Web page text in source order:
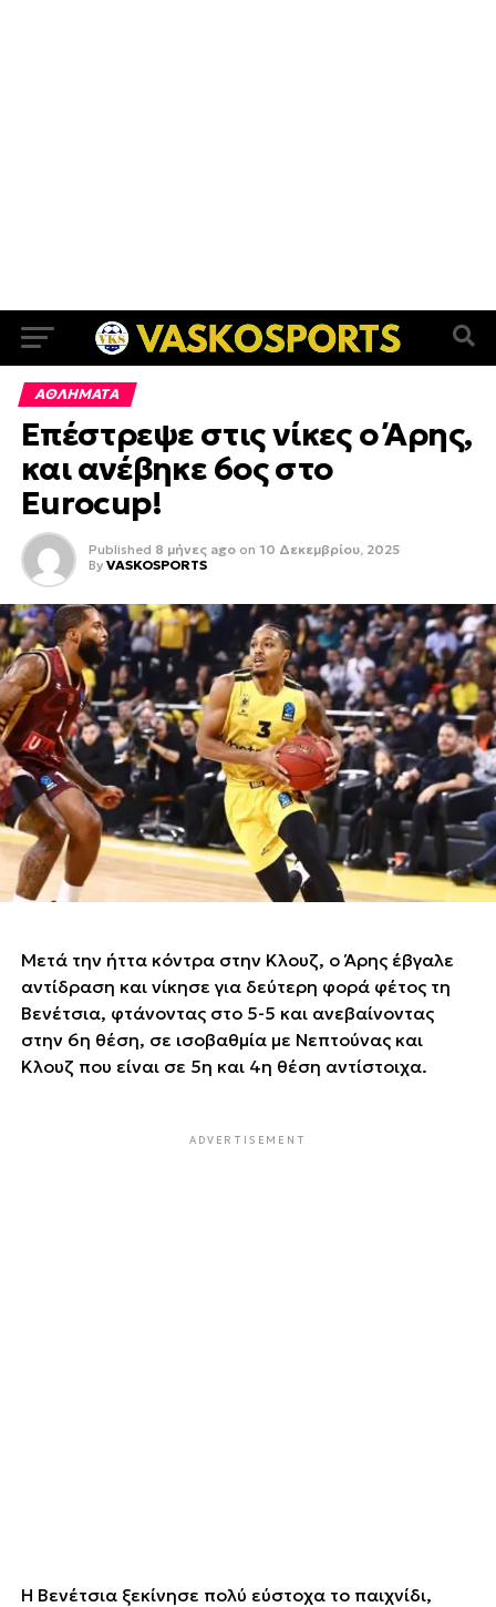
ΑΘΛΗΜΑΤΑ
Επέστρεψε στις νίκες ο Άρης,
και ανέβηκε 6ος στο
Eurocup!
Published 8 μήνες ago on 10 Δεκεμβρίου, 2025
By VASKOSPORTS
Μετά την ήττα κόντρα στην Κλουζ, ο Άρης έβγαλε
αντίδραση και νίκησε για δεύτερη φορά φέτος τη
Βενέτσια, φτάνοντας στο 5-5 και ανεβαίνοντας
στην 6η θέση, σε ισοβαθμία με Νεπτούνας και
Κλουζ που είναι σε 5η και 4η θέση αντίστοιχα.
ADVERTISEMENT
Η Βενέτσια ξεκίνησε πολύ εύστοχα το παιχνίδι,